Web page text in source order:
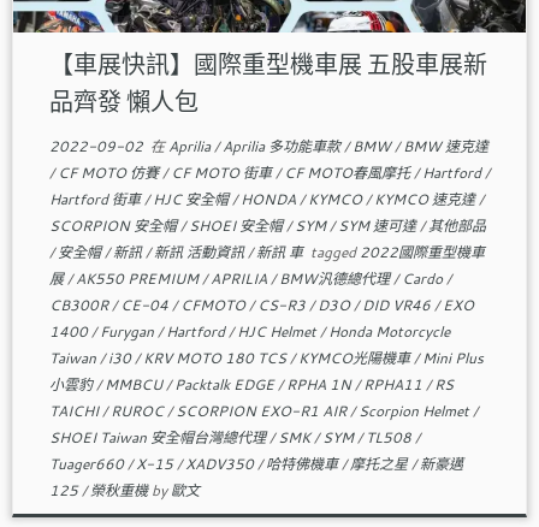
【車展快訊】國際重型機車展 五股車展新
品齊發 懶人包
2022-09-02在Aprilia/Aprilia 多功能車款/BMW/BMW 速克達
/CF MOTO 仿賽/CF MOTO 街車/CF MOTO春風摩托/Hartford/
Hartford 街車/HJC 安全帽/HONDA/KYMCO/KYMCO 速克達/
SCORPION 安全帽/SHOEI 安全帽/SYM/SYM 速可達/其他部品
/安全帽/新訊/新訊 活動資訊/新訊 車 tagged2022國際重型機車
展/AK550 PREMIUM/APRILIA/BMW汎德總代理/Cardo/
CB300R/CE-04/CFMOTO/CS-R3/D3O/DID VR46/EXO
1400/Furygan/Hartford/HJC Helmet/Honda Motorcycle
Taiwan/i30/KRV MOTO 180 TCS/KYMCO光陽機車/Mini Plus
小雲豹/MMBCU/Packtalk EDGE/RPHA 1N/RPHA11 /RS
TAICHI/RUROC/SCORPION EXO-R1 AIR/Scorpion Helmet/
SHOEI Taiwan 安全帽台灣總代理/SMK/SYM/TL508/
Tuager660/X-15/XADV350/哈特佛機車/摩托之星/新豪邁
125/榮秋重機by歐文